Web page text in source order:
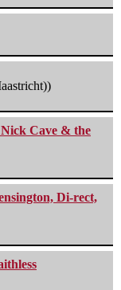
Nick Cave & the
Di-rect,